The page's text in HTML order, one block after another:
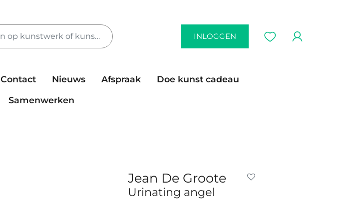
INLOGGEN
Contact Nieuws Afspraak
Doe kunst cadeau
Samenwerken
Jean De Groote
Urinating angel